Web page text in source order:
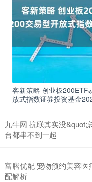
客新策略 创业板200ETF
放式指数证券投资基金
九牛网 抗联其实没&quot;
台都串不到一起
富腾优配 宠物预约美容
配解析